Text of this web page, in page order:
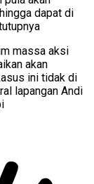
dapat di
massa aksi
akan
ini tidak di
lapangan Andi